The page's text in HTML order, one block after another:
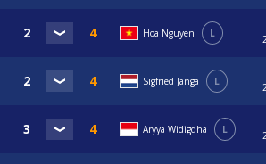
Hoa Nguyen L
Sigfried Janga L
Aryya Widigdha L